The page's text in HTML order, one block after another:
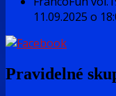
11.09.2025 o
Pravidelné